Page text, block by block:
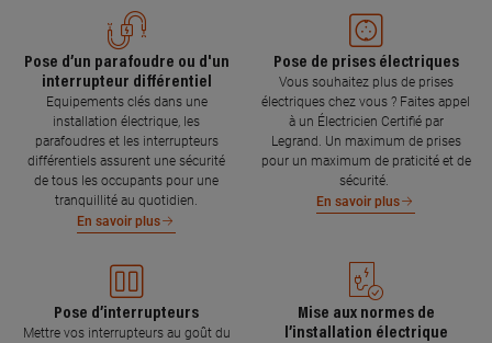
Pose d’un parafoudre ou d'un
interrupteur différentiel
Equipements clés dans une
installation électrique, les
parafoudres et les interrupteurs
différentiels assurent une sécurité
de tous les occupants pour une
tranquillité au quotidien.
En savoir plus
Pose de prises électriques
Vous souhaitez plus de prises
électriques chez vous ? Faites appel
à un Électricien Certifié par
Legrand. Un maximum de prises
pour un maximum de praticité et de
sécurité.
En savoir plus
Pose d’interrupteurs
Mettre vos interrupteurs au goût du
Mise aux normes de
l’installation électrique